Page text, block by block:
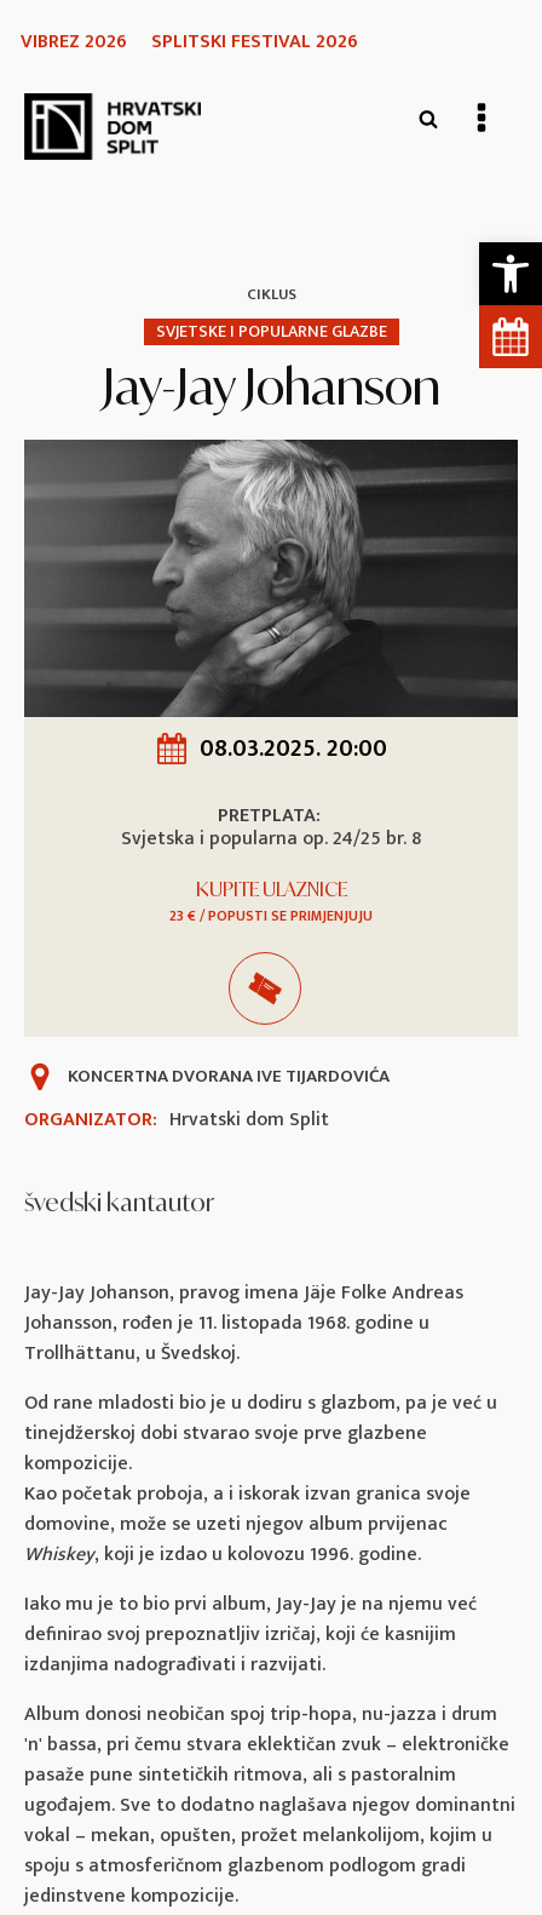
VIBREZ 2026 SPLITSKI FESTIVAL 2026
CIKLUS
SVJETSKE I POPULARNE GLAZBE
Jay-Jay Johanson
08.03.2025. 20:00
PRETPLATA:
Svjetska i popularna op. 24/25 br. 8
KUPITE ULAZNICE
23 € / POPUSTI SE PRIMJENJUJU
ORGANIZATOR: Hrvatski dom Split
KONCERTNA DVORANA IVE TIJARDOVIĆA
švedski kantautor
Jay-Jay Johanson, pravog imena Jäje Folke Andreas
Johansson, rođen je 11. listopada 1968. godine u
Trollhättanu, u Švedskoj.
Od rane mladosti bio je u dodiru s glazbom, pa je već u
tinejdžerskoj dobi stvarao svoje prve glazbene
kompozicije.
Kao početak proboja, a i iskorak izvan granica svoje
domovine, može se uzeti njegov album prvijenac
Whiskey, koji je izdao u kolovozu 1996. godine.
Iako mu je to bio prvi album, Jay-Jay je na njemu već
definirao svoj prepoznatljiv izričaj, koji će kasnijim
izdanjima nadograđivati i razvijati.
Album donosi neobičan spoj trip-hopa, nu-jazza i drum
'n' bassa, pri čemu stvara eklektičan zvuk – elektroničke
pasaže pune sintetičkih ritmova, ali s pastoralnim
ugođajem. Sve to dodatno naglašava njegov dominantni
vokal – mekan, opušten, prožet melankolijom, kojim u
spoju s atmosferičnom glazbenom podlogom gradi
jedinstvene kompozicije.